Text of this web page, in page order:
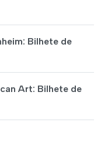
Bilhete de
Art: Bilhete de